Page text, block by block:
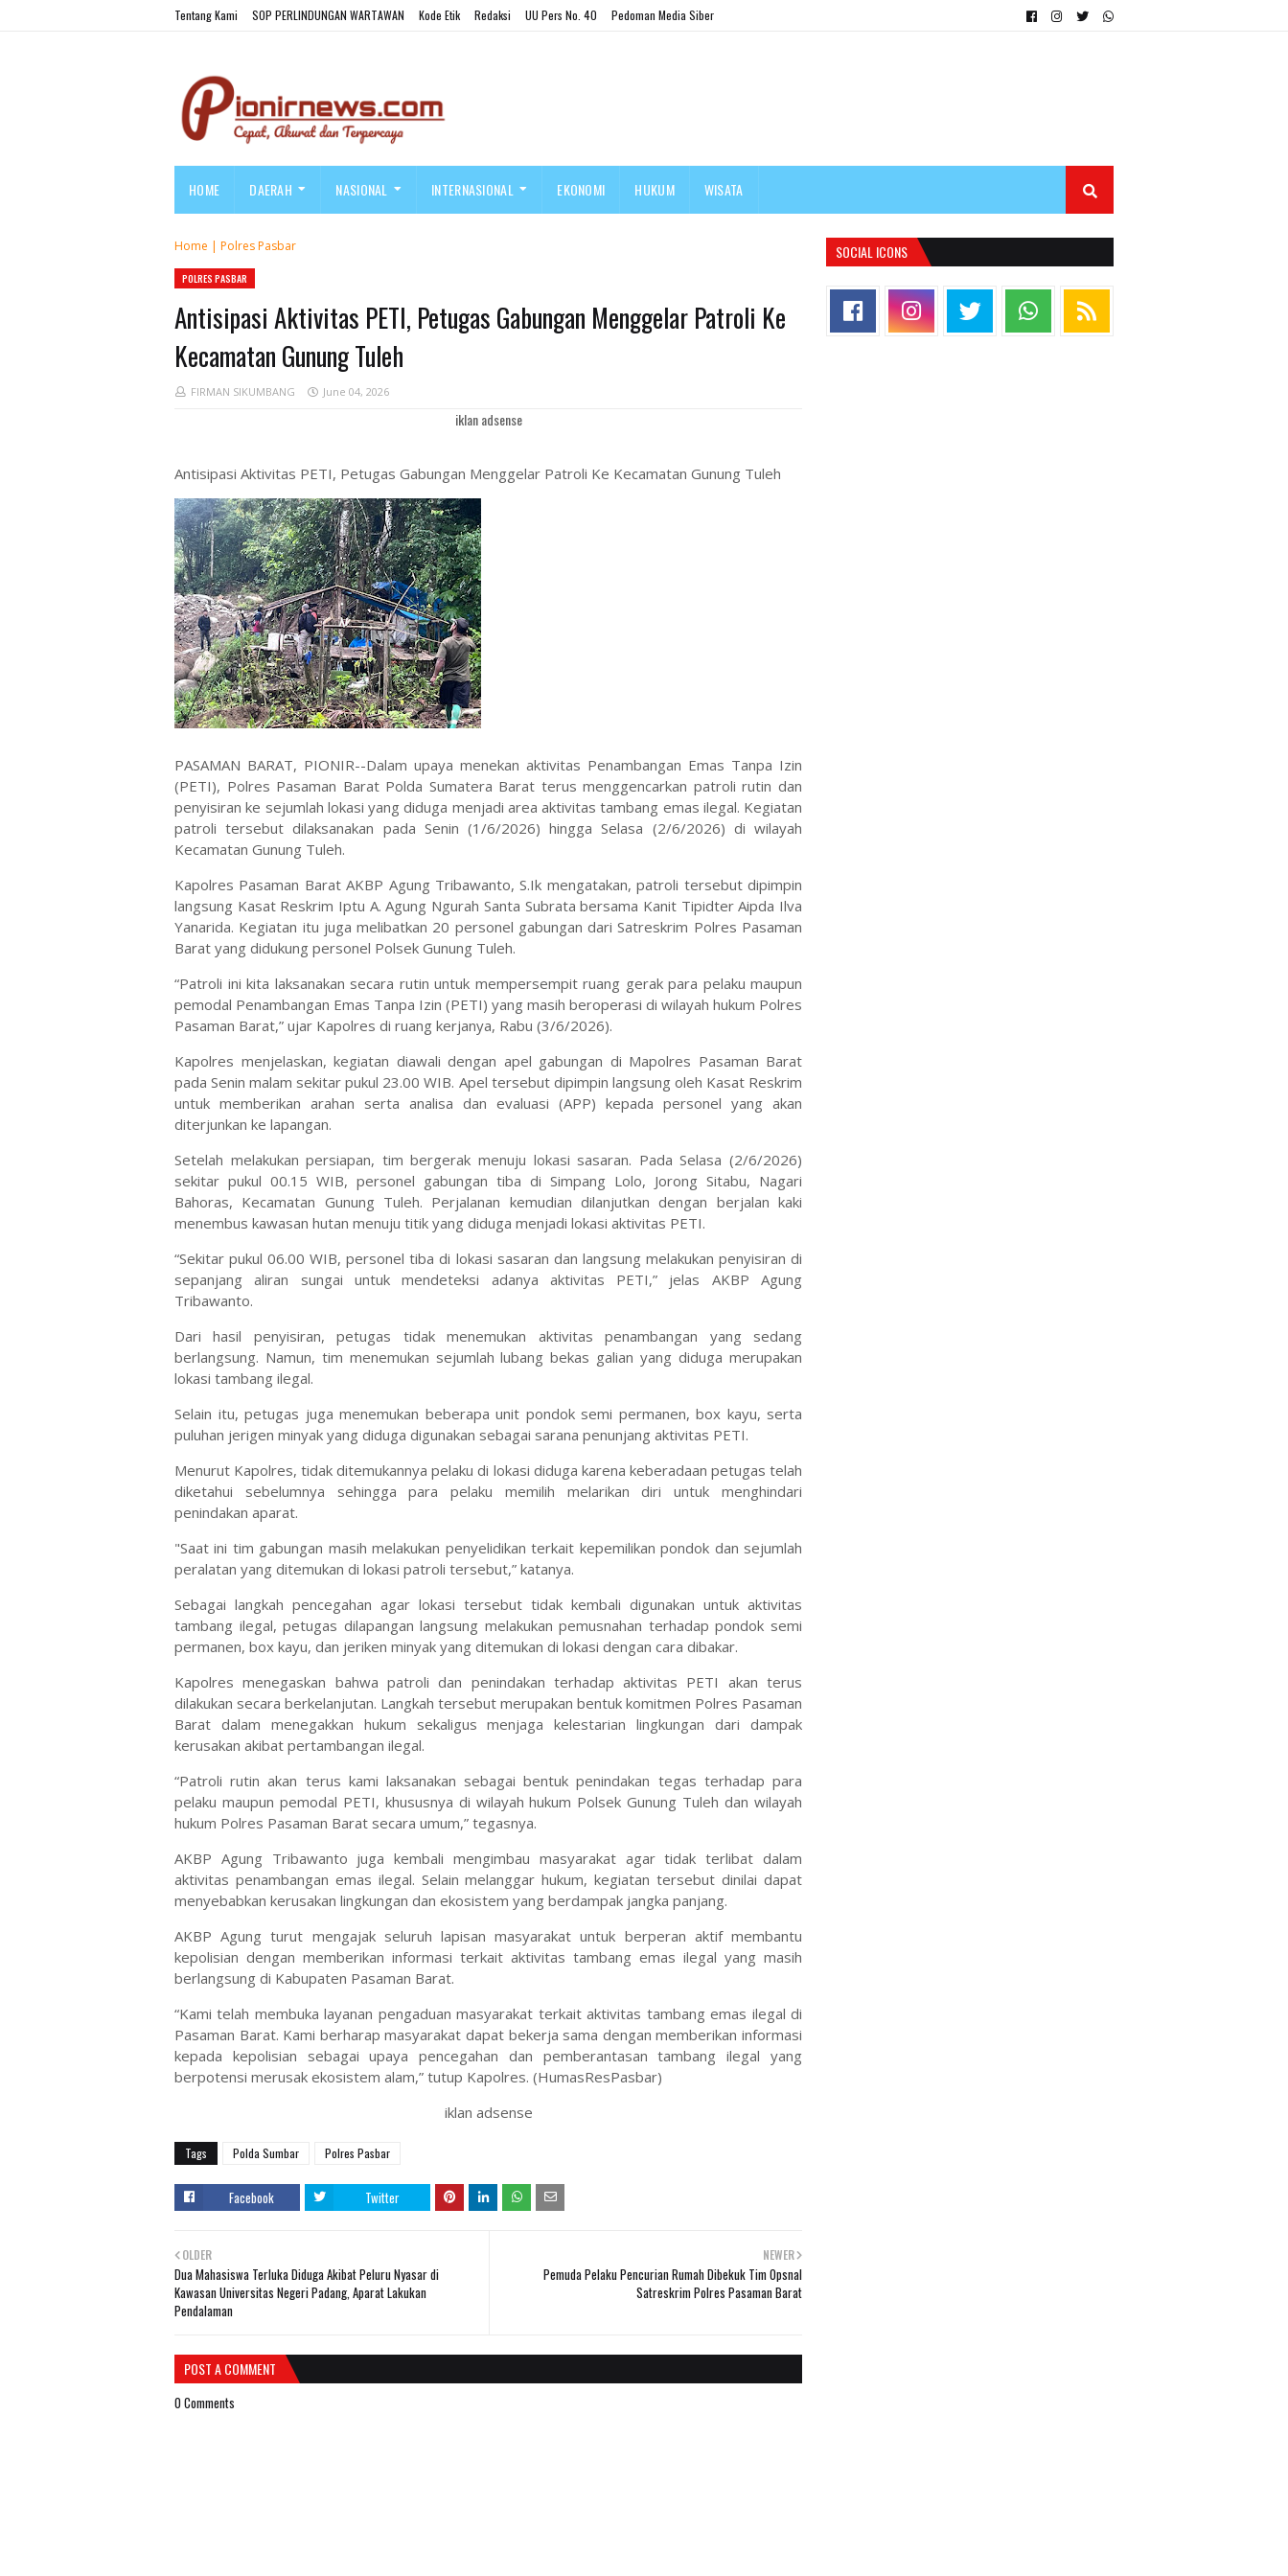
Tentang Kami SOP PERLINDUNGAN WARTAWAN Kode Etik Redaksi UU Pers No. 40 Pedoman Media Siber
HOME DAERAH NASIONAL INTERNASIONAL EKONOMI HUKUM WISATA
Home | Polres Pasbar
POLRES PASBAR
Antisipasi Aktivitas PETI, Petugas Gabungan Menggelar Patroli Ke
Kecamatan Gunung Tuleh
FIRMAN SIKUMBANG June 04, 2026
iklan adsense
Antisipasi Aktivitas PETI, Petugas Gabungan Menggelar Patroli Ke Kecamatan Gunung Tuleh
PASAMAN BARAT, PIONIR--Dalam upaya menekan aktivitas Penambangan Emas Tanpa Izin
(PETI), Polres Pasaman Barat Polda Sumatera Barat terus menggencarkan patroli rutin dan
penyisiran ke sejumlah lokasi yang diduga menjadi area aktivitas tambang emas ilegal. Kegiatan
patroli tersebut dilaksanakan pada Senin (1/6/2026) hingga Selasa (2/6/2026) di wilayah
Kecamatan Gunung Tuleh.
Kapolres Pasaman Barat AKBP Agung Tribawanto, S.Ik mengatakan, patroli tersebut dipimpin
langsung Kasat Reskrim Iptu A. Agung Ngurah Santa Subrata bersama Kanit Tipidter Aipda Ilva
Yanarida. Kegiatan itu juga melibatkan 20 personel gabungan dari Satreskrim Polres Pasaman
Barat yang didukung personel Polsek Gunung Tuleh.
“Patroli ini kita laksanakan secara rutin untuk mempersempit ruang gerak para pelaku maupun
pemodal Penambangan Emas Tanpa Izin (PETI) yang masih beroperasi di wilayah hukum Polres
Pasaman Barat,” ujar Kapolres di ruang kerjanya, Rabu (3/6/2026).
Kapolres menjelaskan, kegiatan diawali dengan apel gabungan di Mapolres Pasaman Barat
pada Senin malam sekitar pukul 23.00 WIB. Apel tersebut dipimpin langsung oleh Kasat Reskrim
untuk memberikan arahan serta analisa dan evaluasi (APP) kepada personel yang akan
diterjunkan ke lapangan.
Setelah melakukan persiapan, tim bergerak menuju lokasi sasaran. Pada Selasa (2/6/2026)
sekitar pukul 00.15 WIB, personel gabungan tiba di Simpang Lolo, Jorong Sitabu, Nagari
Bahoras, Kecamatan Gunung Tuleh. Perjalanan kemudian dilanjutkan dengan berjalan kaki
menembus kawasan hutan menuju titik yang diduga menjadi lokasi aktivitas PETI.
“Sekitar pukul 06.00 WIB, personel tiba di lokasi sasaran dan langsung melakukan penyisiran di
sepanjang aliran sungai untuk mendeteksi adanya aktivitas PETI,” jelas AKBP Agung
Tribawanto.
Dari hasil penyisiran, petugas tidak menemukan aktivitas penambangan yang sedang
berlangsung. Namun, tim menemukan sejumlah lubang bekas galian yang diduga merupakan
lokasi tambang ilegal.
Selain itu, petugas juga menemukan beberapa unit pondok semi permanen, box kayu, serta
puluhan jerigen minyak yang diduga digunakan sebagai sarana penunjang aktivitas PETI.
Menurut Kapolres, tidak ditemukannya pelaku di lokasi diduga karena keberadaan petugas telah
diketahui sebelumnya sehingga para pelaku memilih melarikan diri untuk menghindari
penindakan aparat.
"Saat ini tim gabungan masih melakukan penyelidikan terkait kepemilikan pondok dan sejumlah
peralatan yang ditemukan di lokasi patroli tersebut,” katanya.
Sebagai langkah pencegahan agar lokasi tersebut tidak kembali digunakan untuk aktivitas
tambang ilegal, petugas dilapangan langsung melakukan pemusnahan terhadap pondok semi
permanen, box kayu, dan jeriken minyak yang ditemukan di lokasi dengan cara dibakar.
Kapolres menegaskan bahwa patroli dan penindakan terhadap aktivitas PETI akan terus
dilakukan secara berkelanjutan. Langkah tersebut merupakan bentuk komitmen Polres Pasaman
Barat dalam menegakkan hukum sekaligus menjaga kelestarian lingkungan dari dampak
kerusakan akibat pertambangan ilegal.
“Patroli rutin akan terus kami laksanakan sebagai bentuk penindakan tegas terhadap para
pelaku maupun pemodal PETI, khususnya di wilayah hukum Polsek Gunung Tuleh dan wilayah
hukum Polres Pasaman Barat secara umum,” tegasnya.
AKBP Agung Tribawanto juga kembali mengimbau masyarakat agar tidak terlibat dalam
aktivitas penambangan emas ilegal. Selain melanggar hukum, kegiatan tersebut dinilai dapat
menyebabkan kerusakan lingkungan dan ekosistem yang berdampak jangka panjang.
AKBP Agung turut mengajak seluruh lapisan masyarakat untuk berperan aktif membantu
kepolisian dengan memberikan informasi terkait aktivitas tambang emas ilegal yang masih
berlangsung di Kabupaten Pasaman Barat.
“Kami telah membuka layanan pengaduan masyarakat terkait aktivitas tambang emas ilegal di
Pasaman Barat. Kami berharap masyarakat dapat bekerja sama dengan memberikan informasi
kepada kepolisian sebagai upaya pencegahan dan pemberantasan tambang ilegal yang
berpotensi merusak ekosistem alam,” tutup Kapolres. (HumasResPasbar)
iklan adsense
Tags Polda Sumbar Polres Pasbar
Facebook Twitter
NEWER
Pemuda Pelaku Pencurian Rumah Dibekuk Tim Opsnal
Satreskrim Polres Pasaman Barat
OLDER
Dua Mahasiswa Terluka Diduga Akibat Peluru Nyasar di
Kawasan Universitas Negeri Padang, Aparat Lakukan
Pendalaman
POST A COMMENT
0 Comments
SOCIAL ICONS